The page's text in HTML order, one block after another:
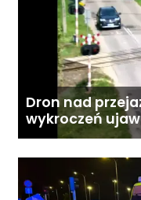
Dron nad
wykroczeń
„Bezpieczny